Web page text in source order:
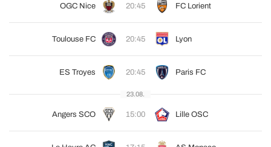
OGC Nice 20:45 FC Lorient
Toulouse FC 20:45 Lyon
ES Troyes 20:45 Paris FC
23.08.
Angers SCO 15:00 Lille OSC